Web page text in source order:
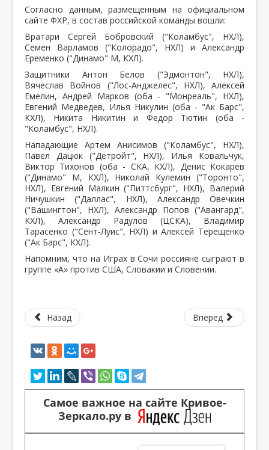
Согласно данным, размещенным на официальном
сайте ФХР, в состав российской команды вошли:
Вратари Сергей Бобровский ("Коламбус", НХЛ),
Семен Варламов ("Колорадо", НХЛ) и Александр
Еременко ("Динамо" М, КХЛ).
Защитники Антон Белов ("Эдмонтон", НХЛ),
Вячеслав Войнов ("Лос-Анджелес", НХЛ), Алексей
Емелин, Андрей Марков (оба - "Монреаль", НХЛ),
Евгений Медведев, Илья Никулин (оба - "Ак Барс",
КХЛ), Никита Никитин и Федор Тютин (оба -
"Коламбус", НХЛ).
Нападающие Артем Анисимов ("Коламбус", НХЛ),
Павел Дацюк ("Детройт", НХЛ), Илья Ковальчук,
Виктор Тихонов (оба - СКА, КХЛ), Денис Кокарев
("Динамо" М, КХЛ), Николай Кулемин ("Торонто",
НХЛ), Евгений Малкин ("Питтсбург", НХЛ), Валерий
Ничушкин ("Даллас", НХЛ), Александр Овечкин
("Вашингтон", НХЛ), Александр Попов ("Авангард",
КХЛ), Александр Радулов (ЦСКА), Владимир
Тарасенко ("Сент-Луис", НХЛ) и Алексей Терещенко
("Ак Барс", КХЛ).
Напомним, что на Играх в Сочи россияне сыграют в
группе «A» против США, Словакии и Словении.
Назад Вперед
Самое важное на сайте Кривое-
Зеркало.ру в